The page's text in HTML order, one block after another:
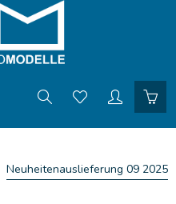
Neuheitenauslieferung 09 2025